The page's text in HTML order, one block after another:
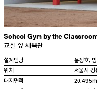
School Gym by the
교실 옆 체육관
설계담당
윤정호,
위치
서울시 강
대지면적
20,495